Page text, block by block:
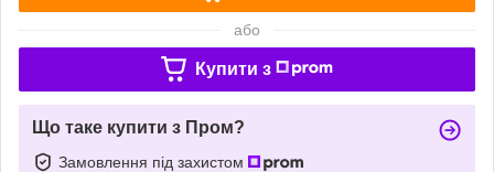
або
Купити з
Що таке купити з Пром?
Замовлення під захистом